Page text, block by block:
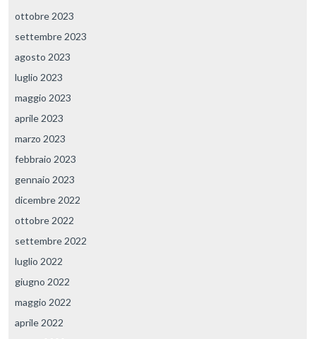
ottobre 2023
settembre 2023
agosto 2023
luglio 2023
maggio 2023
aprile 2023
marzo 2023
febbraio 2023
gennaio 2023
dicembre 2022
ottobre 2022
settembre 2022
luglio 2022
giugno 2022
maggio 2022
aprile 2022